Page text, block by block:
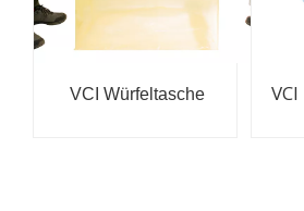
VCI Würfeltasche